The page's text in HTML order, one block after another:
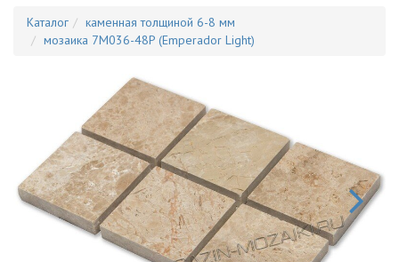
Каталог
каменная толщиной 6-8 мм
мозаика 7M036-48P (Emperador Light)